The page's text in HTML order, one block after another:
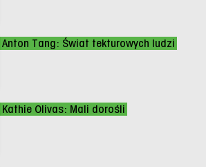
Anton Tang: Świat tekturowych ludzi
Kathie Olivas: Mali dorośli